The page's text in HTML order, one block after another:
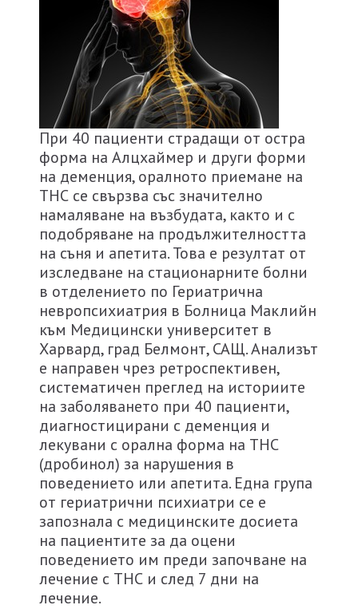
При 40 пациенти страдащи от остра
форма на Алцхаймер и други форми
на деменция, оралното приемане на
ТНС се свързва със значително
намаляване на възбудата, както и с
подобряване на продължителността
на съня и апетита. Това е резултат от
изследване на стационарните болни
в отделението по Гериатрична
невропсихиатрия в Болница Маклийн
към Медицински университет в
Харвард, град Белмонт, САЩ. Анализът
е направен чрез ретроспективен,
систематичен преглед на историите
на заболяването при 40 пациенти,
диагностицирани с деменция и
лекувани с орална форма на ТНС
(дробинол) за нарушения в
поведението или апетита. Една група
от гериатрични психиатри се е
запознала с медицинските досиета
на пациентите за да оцени
поведението им преди започване на
лечение с ТНС и след 7 дни на
лечение.